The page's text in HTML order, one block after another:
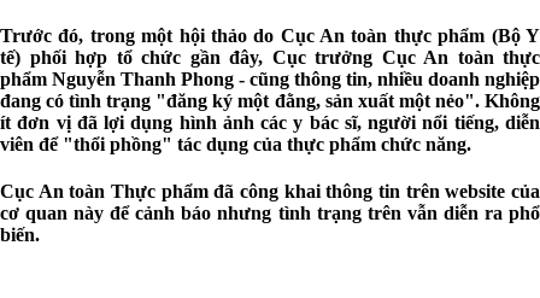
Trước đó, trong một hội thảo do Cục An toàn thực phẩm (Bộ Y
tế) phối hợp tổ chức gần đây, Cục trưởng Cục An toàn thực
phẩm Nguyễn Thanh Phong - cũng thông tin, nhiều doanh nghiệp
đang có tình trạng "đăng ký một đằng, sản xuất một nẻo". Không
ít đơn vị đã lợi dụng hình ảnh các y bác sĩ, người nổi tiếng, diễn
viên để "thổi phồng" tác dụng của thực phẩm chức năng.
Cục An toàn Thực phẩm đã công khai thông tin trên website của
cơ quan này để cảnh báo nhưng tình trạng trên vẫn diễn ra phổ
biến.